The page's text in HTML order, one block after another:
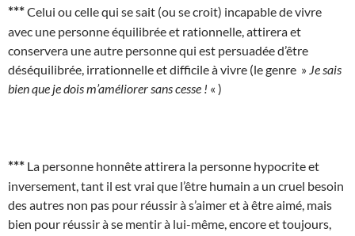
***Celui ou celle qui se sait (ou se croit) incapable de vivre
avec une personne équilibrée et rationnelle, attirera et
conservera une autre personne qui est persuadée d’être
déséquilibrée, irrationnelle et difficile à vivre (le genre » Je sais
bien que je dois m’améliorer sans cesse ! « )
*** La personne honnête attirera la personne hypocrite et
inversement, tant il est vrai que l’être humain a un cruel besoin
des autres non pas pour réussir à s’aimer et à être aimé, mais
bien pour réussir à se mentir à lui-même, encore et toujours,